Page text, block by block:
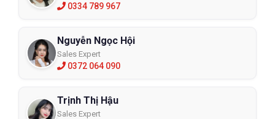
0334 789 967
Nguyễn Ngọc Hội
Sales Expert
0372 064 090
Trịnh Thị Hậu
Sales Expert